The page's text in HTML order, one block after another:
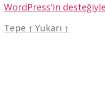
WordPress'in desteğiyle
Tepe ↑ Yukarı ↑